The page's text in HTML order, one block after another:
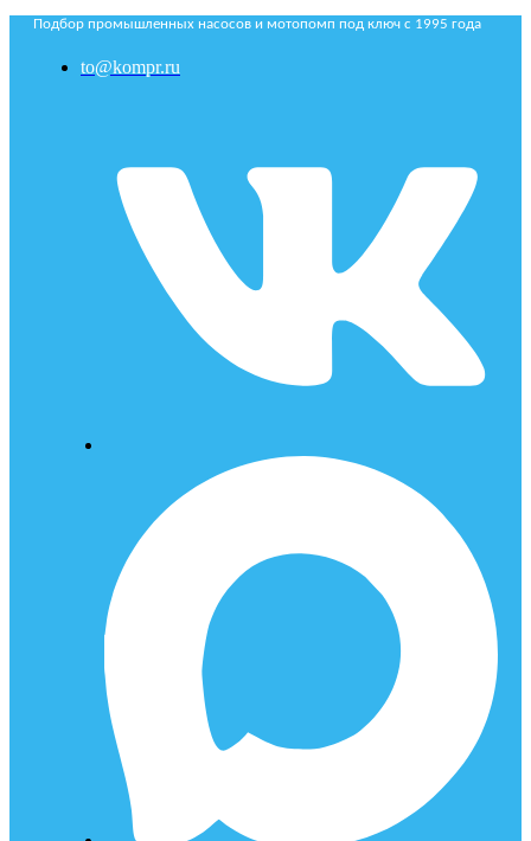
Подбор промышленных насосов и мотопомп под ключ с 1995 года
to@kompr.ru